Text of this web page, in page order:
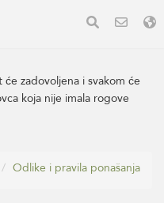
zadovoljena i svakom će
koja nije imala rogove
Odlike i pravila ponašanja